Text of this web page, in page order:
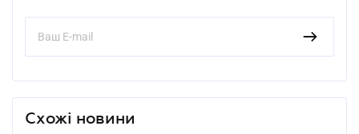
Схожі новини